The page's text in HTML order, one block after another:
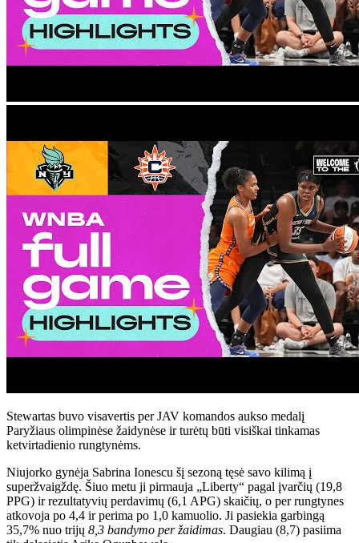
Stewartas buvo visavertis per JAV komandos aukso medalį
Paryžiaus olimpinėse žaidynėse ir turėtų būti visiškai tinkamas
ketvirtadienio rungtynėms.
Niujorko gynėja Sabrina Ionescu šį sezoną tęsė savo kilimą į
superžvaigždę. Šiuo metu ji pirmauja „Liberty“ pagal įvarčių (19,8
PPG) ir rezultatyvių perdavimų (6,1 APG) skaičių, o per rungtynes ​​
atkovoja po 4,4 ir perima po 1,0 kamuolio. Ji pasiekia garbingą
35,7% nuo trijų 8,3 bandymo per žaidimas. Daugiau (8,7) pasiima